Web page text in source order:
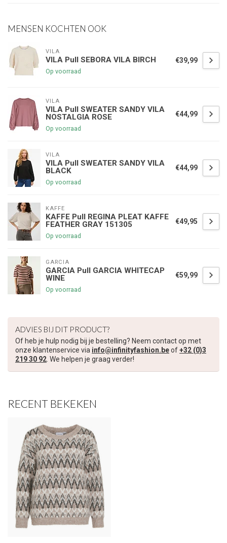
MENSEN KOCHTEN OOK
VILA
VILA Pull SEBORA VILA BIRCH
Op voorraad
€39,99
VILA
VILA Pull SWEATER SANDY VILA
NOSTALGIA ROSE
Op voorraad
€44,99
VILA
VILA Pull SWEATER SANDY VILA
BLACK
Op voorraad
€44,99
KAFFE
KAFFE Pull REGINA PLEAT KAFFE
FEATHER GRAY 151305
Op voorraad
€49,95
GARCIA
GARCIA Pull GARCIA WHITECAP
WINE
Op voorraad
€59,99
ADVIES BIJ DIT PRODUCT?
Of heb je hulp nodig bij je bestelling? Neem contact op met
onze klantenservice via info@infinityfashion.beof+32 (0)3
219 30 92. We helpen je graag verder!
RECENT BEKEKEN